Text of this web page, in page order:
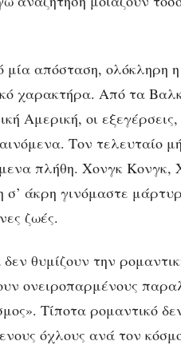
ΚΟΙΝΩΝΊΑ ΠΟΛΙΤΙΣΜΌΣ
απόσταση, ολόκληρη η
χαρακτήρα. Από τα
Αμερική, οι εξεγέρσεις,
Τον τελευταίο
πλήθη. Χονγκ Κονγκ,
σ’ άκρη γινόμαστε
ζωές.
θυμίζουν την
ονειροπαρμένους
Τίποτα ρομαντικό
όχλους ανά τον